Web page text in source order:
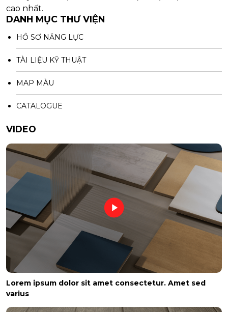
cao nhất.
DANH MỤC THƯ VIỆN
HỒ SƠ NĂNG LỰC
TÀI LIỆU KỸ THUẬT
MAP MÀU
CATALOGUE
VIDEO
Lorem ipsum dolor sit amet consectetur. Amet sed
varius